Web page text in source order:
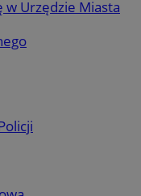
w Urzędzie Miasta